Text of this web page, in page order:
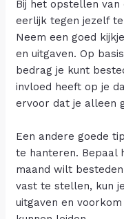
Bij het opstellen
eerlijk tegen jezelf
Neem een goed
en uitgaven. Op
bedrag je kunt
invloed heeft op je
ervoor dat je alleen
Een andere goede
te hanteren. Bepaal
maand wilt
vast te stellen, kun
uitgaven en